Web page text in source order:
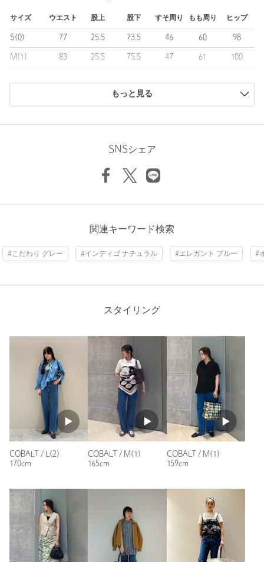
透け感：なし
伸縮：なし
光沢感：なし
ケア方法：手洗い可
“年齢を重ねても大切にしたい日常着”
に纏うものがつくられてゆきます。ルーツを大切にし、如何に創
精悍 / 品 / 質 / 真摯 をポリシーにものづくりを続けていきます。
※商品に「取り扱い上の注意書き」、「洗濯表示」がございます
※商品画像は、光の当たり具合やパソコンなどの閲覧環境によ
ご了承ください。
※モデル着用品は参考サンプル、実際には展開していないサイズ
店舗へお問い合わせの際は、全国のUNITED ARROWS各店舗ま
で下記の品名/品番をお申し付けください。
品名：LF 13OZ DNM STRT BLH 品番：88146000000
商品詳細
注文キャンセル 対象商品
返品 対象商品 返品等について
タイプ WOMEN
カテゴリー デニムパンツ
サイズ S(0) M(1) L(2)
コットン100％
サイズ ウエスト 股上 股下 すそ周り もも周り ヒップ
S(0) 77 25.5 73.5 46 60 98
M(1) 83 25.5 75.5 47 61 100
商品は、独自の採寸方法により採寸されています。
Inseam length 75.5cm
Hem width
Thickness of thigh 61cm
M(1) L(2)
Check the recommended size
Try this item on
もっと見る
SNSシェア
関連キーワード検索
#こだわり グレー #インディゴ ナチュラル #エレガント ブルー #
スタイリング
COBALT / L(2)
170cm
COBALT / M(1)
165cm
COBALT / M(1)
159cm